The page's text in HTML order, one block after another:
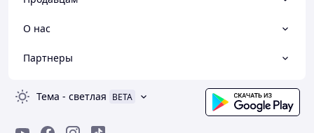
О нас
Партнеры
Тема - светлая BETA